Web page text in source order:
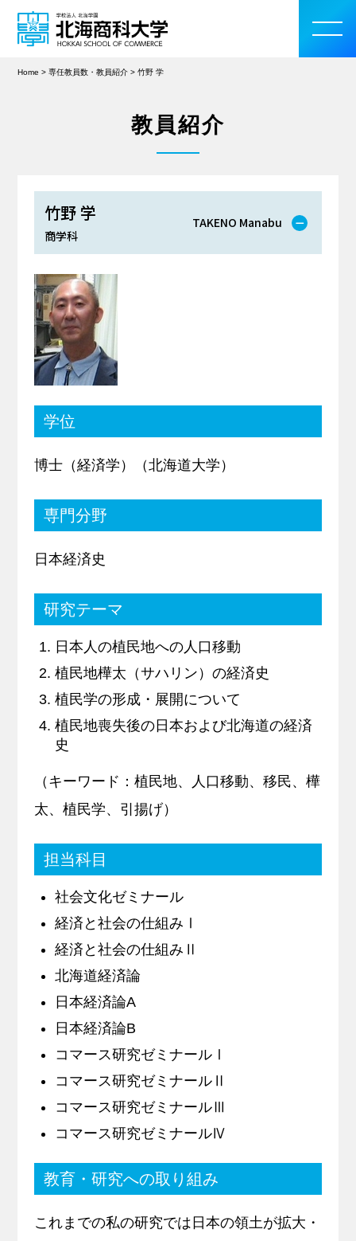
学部・大学院
入学案内
教育・研究活動
学生生活
留学・国際交流
キャリア支援
サイトマップ
Home >専任教員数・教員紹介 >竹野 学
教員紹介
竹野 学
商学科
TAKENO Manabu
学位
博士（経済学）（北海道大学）
専門分野
日本経済史
研究テーマ
日本人の植民地への人口移動
植民地樺太（サハリン）の経済史
植民学の形成・展開について
植民地喪失後の日本および北海道の経済
史
（キーワード：植民地、人口移動、移民、樺
太、植民学、引揚げ）
担当科目
社会文化ゼミナール
経済と社会の仕組みⅠ
経済と社会の仕組みⅡ
北海道経済論
日本経済論A
日本経済論B
コマース研究ゼミナールⅠ
コマース研究ゼミナールⅡ
コマース研究ゼミナールⅢ
コマース研究ゼミナールⅣ
教育・研究への取り組み
これまでの私の研究では日本の領土が拡大・